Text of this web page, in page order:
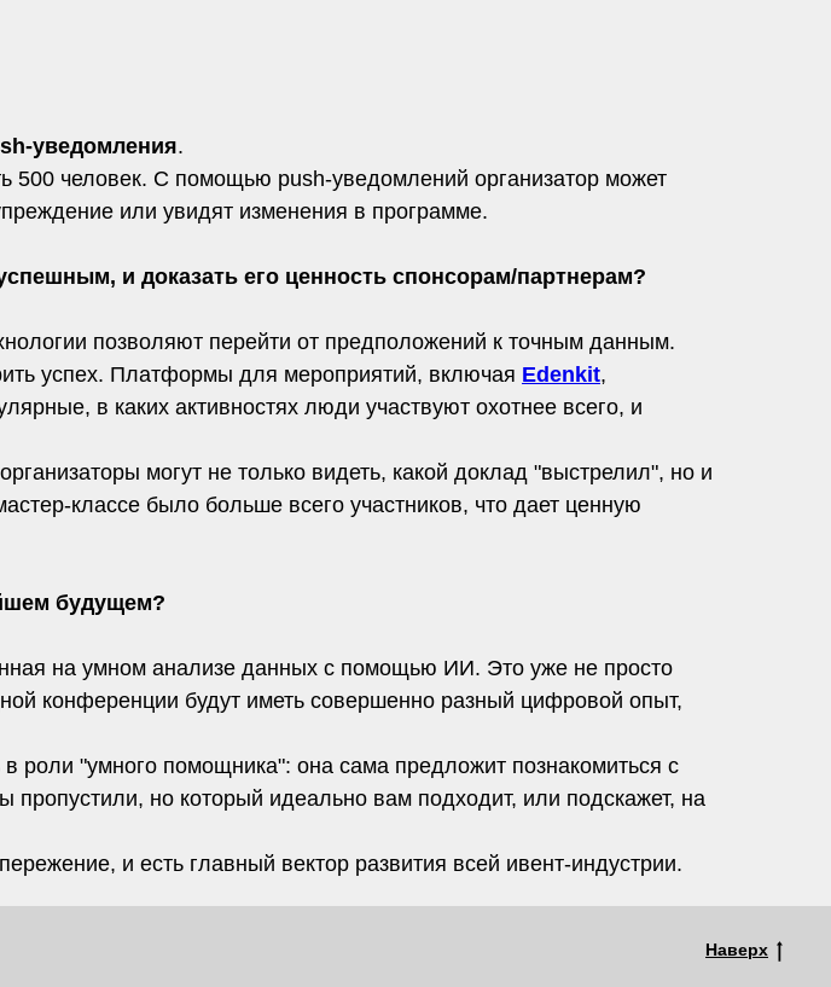
уведомления.
500 человек. С помощью push-уведомлений организатор может
или увидят изменения в программе.
и доказать его ценность спонсорам/партнерам?
позволяют перейти от предположений к точным данным.
успех. Платформы для мероприятий, включая Edenkit,
в каких активностях люди участвуют охотнее всего, и
могут не только видеть, какой доклад "выстрелил", но и
классе было больше всего участников, что дает ценную
будущем?
на умном анализе данных с помощью ИИ. Это уже не просто
конференции будут иметь совершенно разный цифровой опыт,
"умного помощника": она сама предложит познакомиться с
но который идеально вам подходит, или подскажет, на
и есть главный вектор развития всей ивент-индустрии.
Наверх